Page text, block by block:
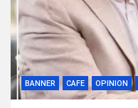
BANNER CAFE OPINION